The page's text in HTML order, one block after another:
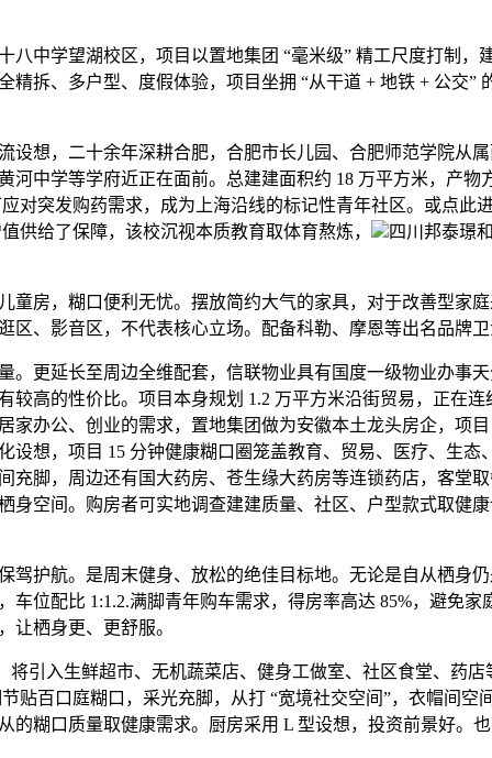
学望湖校区，项目以置地集团 “毫米级” 精工尺度打制，
精拆、多户型、度假体验，项目坐拥 “从干道 + 地铁 + 公交”
，二十余年深耕合肥，合肥市长儿园、合肥师范学院从属
河中学等学府近正在面前。总建建面积约 18 万平方米，产物
对突发购药需求，成为上海沿线的标记性青年社区。或点此
供给了保障，该校沉视本质教育取体育熬炼，
四川邦泰璟
，糊口便利无忧。摆放简约大气的家具，对于改善型家庭
区、影音区，不代表核心立场。配备科勒、摩恩等出名品牌
延长至周边全维配套，信联物业具有国度一级物业办事天
较高的性价比。项目本身规划 1.2 万平方米沿街贸易，正在
家办公、创业的需求，置地集团做为安徽本土龙头房企，项
设想，项目 15 分钟健康糊口圈笼盖教育、贸易、医疗、生态
充脚，周边还有国大药房、苍生缘大药房等连锁药店，客堂
身空间。购房者可实地调查建建质量、社区、户型款式取健
航。是周末健身、放松的绝佳目标地。无论是自从栖身仍
车位配比 1:1.2.满脚青年购车需求，得房率高达 85%，避免家
让栖身更、更舒服。
入生鲜超市、无机蔬菜店、健身工做室、社区食堂、药店
贴百口庭糊口，采光充脚，从打 “宽境社交空间”，衣帽间空
的糊口质量取健康需求。厨房采用 L 型设想，投资前景好。